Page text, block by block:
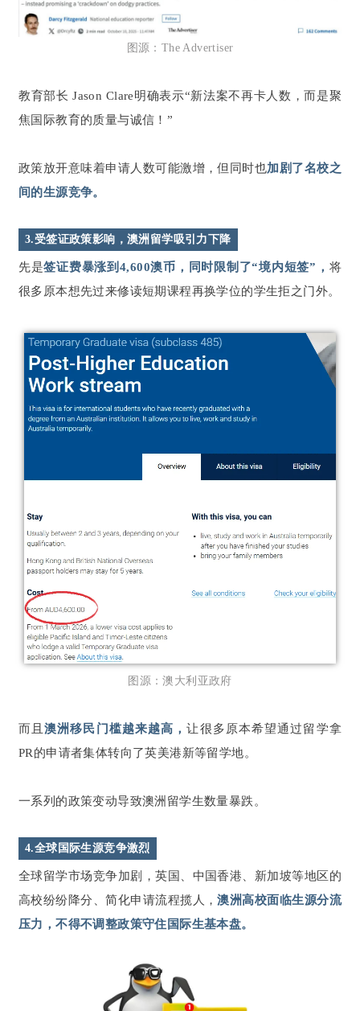
图源：The Advertiser
教育部长 Jason Clare明确表示“新法案不再卡人数，而是聚
焦国际教育的质量与诚信！”
政策放开意味着申请人数可能激增，但同时也加剧了名校之
间的生源竞争。
3.受签证政策影响，澳洲留学吸引力下降
先是签证费暴涨到4,600澳币，同时限制了“境内短签”， 将
很多原本想先过来修读短期课程再换学位的学生拒之门外。
图源：澳大利亚政府
而且澳洲移民门槛越来越高，让很多原本希望通过留学拿
PR的申请者集体转向了英美港新等留学地。
一系列的政策变动导致澳洲留学生数量暴跌。
4.全球国际生源竞争激烈
全球留学市场竞争加剧，英国、中国香港、新加坡等地区的
高校纷纷降分、简化申请流程揽人，澳洲高校面临生源分流
压力，不得不调整政策守住国际生基本盘。